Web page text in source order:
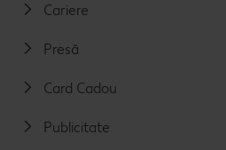
Cariere
Presă
Card Cadou
Publicitate